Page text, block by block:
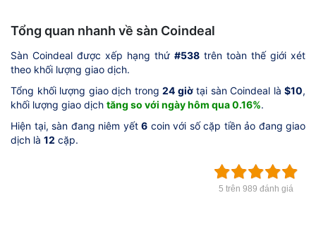
Tổng quan nhanh về sàn Coindeal
Sàn Coindeal được xếp hạng thứ #538 trên toàn thế giới xét
theo khối lượng giao dịch.
Tổng khối lượng giao dịch trong 24 giờtại sàn Coindeal là $10,
khối lượng giao dịch tăng so với ngày hôm qua 0.16%.
Hiện tại, sàn đang niêm yết 6 coin với số cặp tiền ảo đang giao
dịch là 12 cặp.
5 trên 989 đánh giá